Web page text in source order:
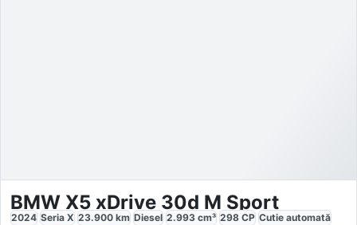
BMW X5 xDrive 30d M Sport
2024 Seria X 23.900 km Diesel 2.993 cm³ 298 CP Cutie automată